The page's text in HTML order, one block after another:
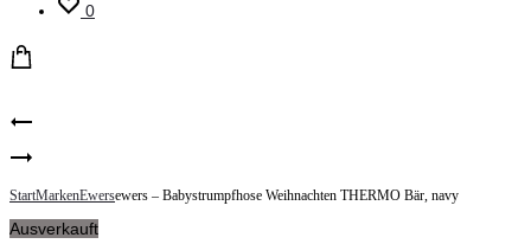
0
Product
navigation
Babystrumpfhose
Weihnachten,
ewers
–
Strumpfhose
StartMarkenEwersewers – Babystrumpfhose Weihnachten THERMO Bär, navy
Ausverkauft